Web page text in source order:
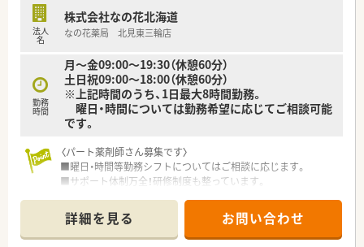
■手厚い住宅補助や転居費用のサポートを活用して、心機一転新
しい環境でチャレンジしたい方
■ブランクがあって少し不安を感じているものの、手厚い教育サ
未経験、ブランクのある方もご相談に応じます。お気軽にお問い
合わせください！
法人
名
株式会社なの花北海道
なの花薬局 北見東三輪店
勤務
時間
月～金09:00～19:30（休憩60分）
土日祝09:00～18:00（休憩60分）
※上記時間のうち、1日最大8時間勤務。
曜日・時間については勤務希望に応じてご相談可能
です。
〈パート薬剤師さん募集です〉
■曜日・時間等勤務シフトについてはご相談に応じます。
■サポート体制万全！研修制度も整っています。
ある方の復帰も歓迎です。
〈こんな薬局です〉
詳細を見る お問い合わせ